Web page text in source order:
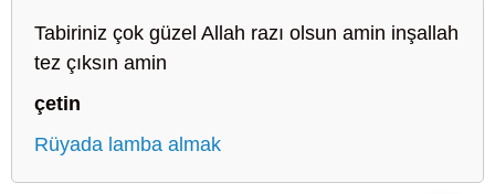
Tabiriniz çok güzel Allah razı olsun amin inşallah
tez çıksın amin
çetin
Rüyada lamba almak